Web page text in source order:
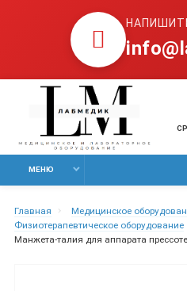
МЕНЮ
Главная
Медицинское
Физиотерапевтическое оборудование
Манжета-талия для аппарата